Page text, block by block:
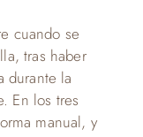
cuando se
tras haber
durante la
En los tres
manual, y